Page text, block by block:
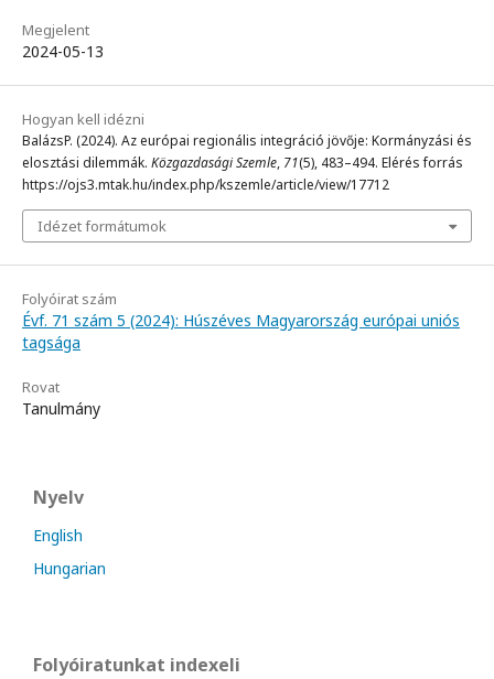
Megjelent
2024-05-13
Hogyan kell idézni
BalázsP. (2024). Az európai regionális integráció jövője: Kormányzási és
elosztási dilemmák. Közgazdasági Szemle, 71(5), 483–494. Elérés forrás
https://ojs3.mtak.hu/index.php/kszemle/article/view/17712
Idézet formátumok
Folyóirat szám
Évf. 71 szám 5 (2024): Húszéves Magyarország európai uniós
tagsága
Rovat
Tanulmány
Nyelv
English
Hungarian
Folyóiratunkat indexeli